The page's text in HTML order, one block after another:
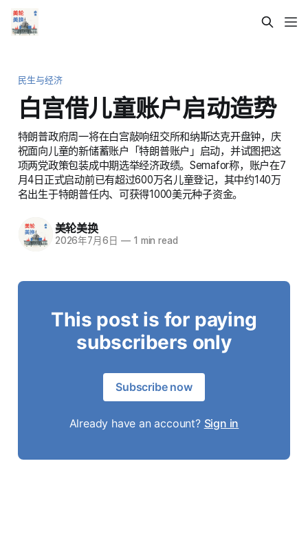
民生与经济
白宫借儿童账户启动造势
特朗普政府周一将在白宫敲响纽交所和纳斯达克开盘钟，庆
祝面向儿童的新储蓄账户「特朗普账户」启动，并试图把这
项两党政策包装成中期选举经济政绩。Semafor称，账户在7
月4日正式启动前已有超过600万名儿童登记，其中约140万
名出生于特朗普任内、可获得1000美元种子资金。
美轮美换
2026年7月6日 —1 min read
This post is for paying
subscribers only
Subscribe now
Already have an account? Sign in